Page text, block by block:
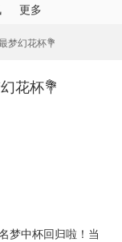
更多
梦幻花杯💐
花杯💐
梦中杯回归啦！当